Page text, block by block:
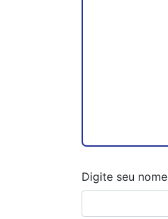
Digite seu nome